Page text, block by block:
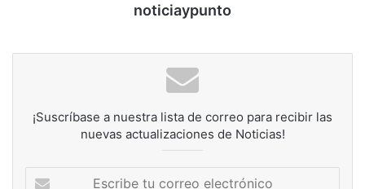
noticiaypunto
¡Suscríbase a nuestra lista de correo para recibir las
nuevas actualizaciones de Noticias!